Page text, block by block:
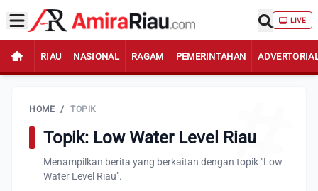
LIVE
RIAU NASIONAL RAGAM PEMERINTAHAN
HOME / TOPIK
Topik: Low Water Level Riau
Menampilkan berita yang berkaitan dengan topik "Low
Water Level Riau".